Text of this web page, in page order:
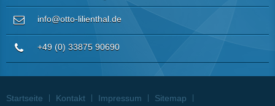
info@otto-lilienthal.de
+49 (0) 33875 90690
Startseite Kontakt Impressum Sitemap